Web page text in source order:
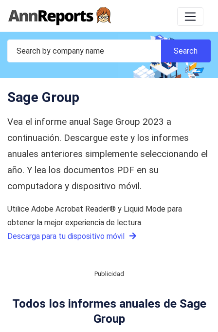
Sage Group
Vea el informe anual Sage Group 2023 a
continuación. Descargue este y los informes
anuales anteriores simplemente seleccionando el
año. Y lea los documentos PDF en su
computadora y dispositivo móvil.
Utilice Adobe Acrobat Reader® y Liquid Mode para
obtener la mejor experiencia de lectura.
Descarga para tu dispositivo móvil
Publicidad
Todos los informes anuales de Sage
Group